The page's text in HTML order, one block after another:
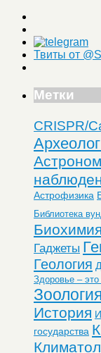
Твиты от
Метки
CRISPR/
Астрофизика
Библиотека
Биохимия
Гаджеты
Геология
Здоровье – это
Зоология
История
государства